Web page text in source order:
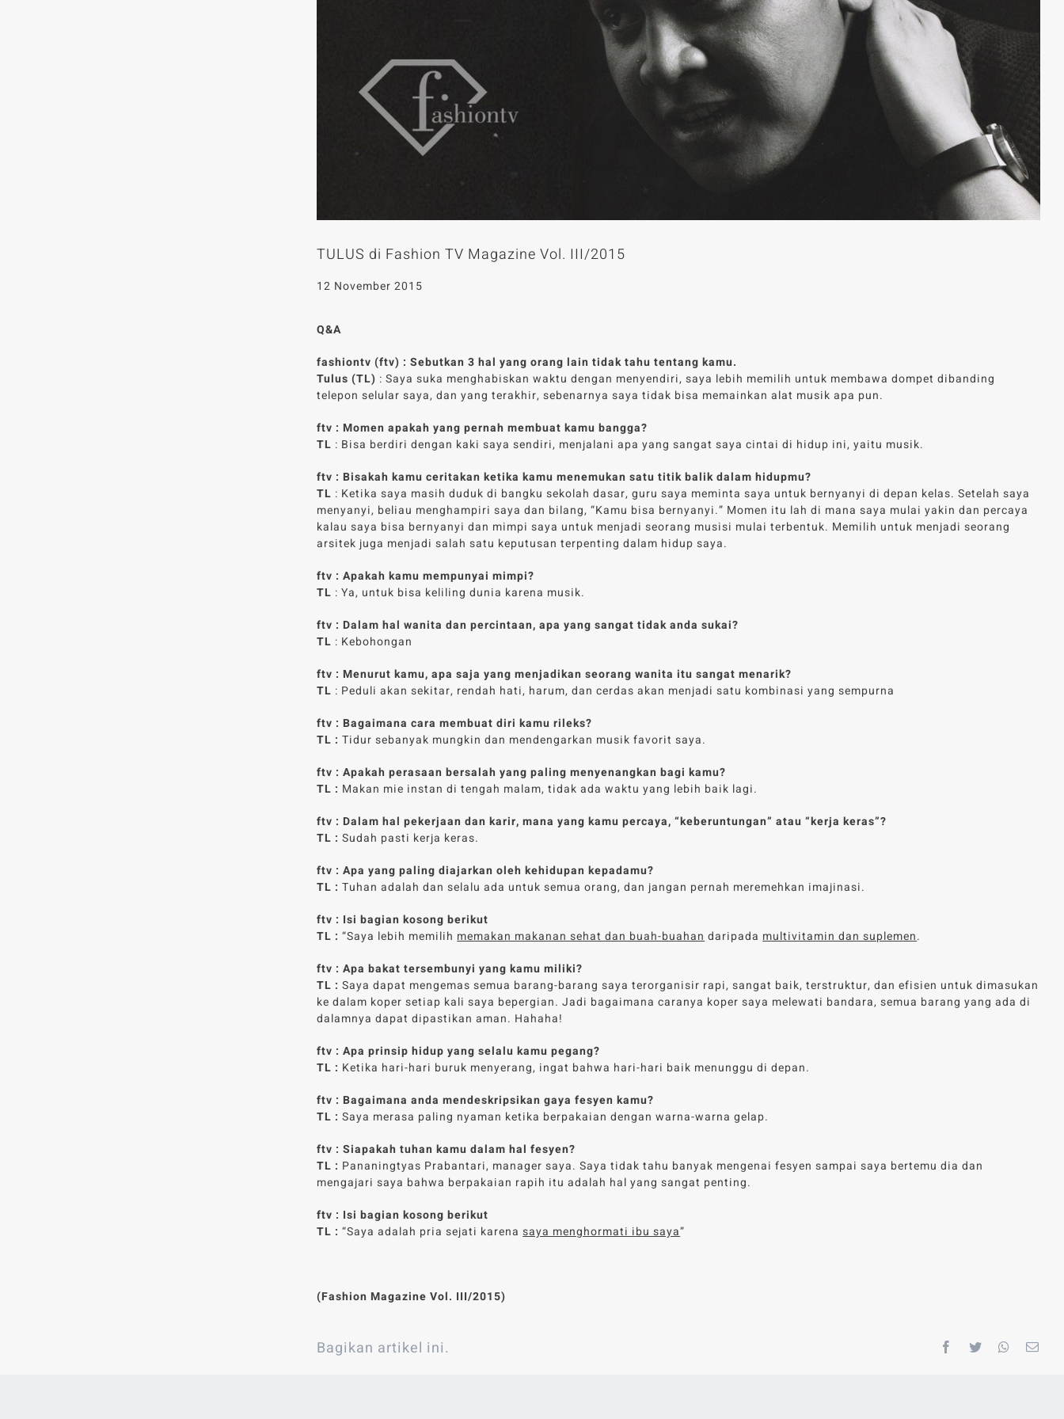
TULUS di Fashion TV Magazine Vol. III/2015
12 November 2015
Q&A
fashiontv (ftv) : Sebutkan 3 hal yang orang lain tidak tahu tentang kamu.
Tulus (TL) : Saya suka menghabiskan waktu dengan menyendiri, saya lebih memilih untuk membawa dompet dibanding
telepon selular saya, dan yang terakhir, sebenarnya saya tidak bisa memainkan alat musik apa pun.
ftv : Momen apakah yang pernah membuat kamu bangga?
TL : Bisa berdiri dengan kaki saya sendiri, menjalani apa yang sangat saya cintai di hidup ini, yaitu musik.
ftv : Bisakah kamu ceritakan ketika kamu menemukan satu titik balik dalam hidupmu?
TL : Ketika saya masih duduk di bangku sekolah dasar, guru saya meminta saya untuk bernyanyi di depan kelas. Setelah saya
menyanyi, beliau menghampiri saya dan bilang, “Kamu bisa bernyanyi.” Momen itu lah di mana saya mulai yakin dan percaya
kalau saya bisa bernyanyi dan mimpi saya untuk menjadi seorang musisi mulai terbentuk. Memilih untuk menjadi seorang
arsitek juga menjadi salah satu keputusan terpenting dalam hidup saya.
ftv : Apakah kamu mempunyai mimpi?
TL : Ya, untuk bisa keliling dunia karena musik.
ftv : Dalam hal wanita dan percintaan, apa yang sangat tidak anda sukai?
TL : Kebohongan
ftv : Menurut kamu, apa saja yang menjadikan seorang wanita itu sangat menarik?
TL : Peduli akan sekitar, rendah hati, harum, dan cerdas akan menjadi satu kombinasi yang sempurna
ftv : Bagaimana cara membuat diri kamu rileks?
TL : Tidur sebanyak mungkin dan mendengarkan musik favorit saya.
ftv : Apakah perasaan bersalah yang paling menyenangkan bagi kamu?
TL : Makan mie instan di tengah malam, tidak ada waktu yang lebih baik lagi.
ftv : Dalam hal pekerjaan dan karir, mana yang kamu percaya, “keberuntungan” atau “kerja keras”?
TL : Sudah pasti kerja keras.
ftv : Apa yang paling diajarkan oleh kehidupan kepadamu?
TL : Tuhan adalah dan selalu ada untuk semua orang, dan jangan pernah meremehkan imajinasi.
ftv : Isi bagian kosong berikut
TL : “Saya lebih memilihmemakan makanan sehat dan buah-buahandaripadamultivitamin dan suplemen.
ftv : Apa bakat tersembunyi yang kamu miliki?
TL : Saya dapat mengemas semua barang-barang saya terorganisir rapi, sangat baik, terstruktur, dan efisien untuk dimasukan
ke dalam koper setiap kali saya bepergian. Jadi bagaimana caranya koper saya melewati bandara, semua barang yang ada di
dalamnya dapat dipastikan aman. Hahaha!
ftv : Apa prinsip hidup yang selalu kamu pegang?
TL : Ketika hari-hari buruk menyerang, ingat bahwa hari-hari baik menunggu di depan.
ftv : Bagaimana anda mendeskripsikan gaya fesyen kamu?
TL : Saya merasa paling nyaman ketika berpakaian dengan warna-warna gelap.
ftv : Siapakah tuhan kamu dalam hal fesyen?
TL : Pananingtyas Prabantari, manager saya. Saya tidak tahu banyak mengenai fesyen sampai saya bertemu dia dan
mengajari saya bahwa berpakaian rapih itu adalah hal yang sangat penting.
ftv : Isi bagian kosong berikut
TL : “Saya adalah pria sejati karenasaya menghormati ibu saya”
(Fashion Magazine Vol. III/2015)
Bagikan artikel ini.